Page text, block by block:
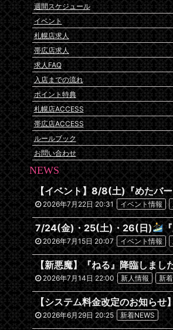
週間スケジュール
イベント
札幌店求人
帯広店求人
求人FAQ
入店までの流れ
ポイント特典
札幌店ACCESS
帯広店ACCESS
ルールブック
お問い合わせ
NEWS
2026年7月22日 20:31 イベント情報
7/24(金)・25(土)・26(日)
2026年7月15日 20:07 イベント情報
【新悪魔】『ねる』降臨しまし
2026年7月14日 22:00 新人情報 新
【システム料金改定のお知らせ】
2026年6月29日 20:25 新着NEWS